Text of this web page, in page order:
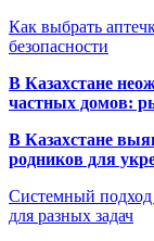
Как выбрать
безопасности
В Казахстане
частных домов:
В Казахстане
родников для
Системный подход
для разных задач